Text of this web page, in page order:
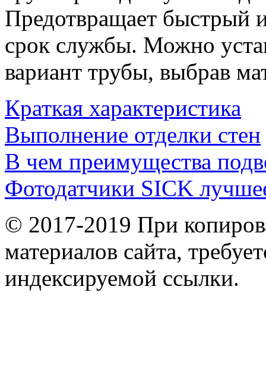
Предотвращает быстрый
срок службы. Можно
вариант трубы, выбрав
Краткая характеристика
Выполнение отделки стен
В чем преимущества
Фотодатчики SICK
© 2017-2019 При
материалов сайта,
индексируемой ссылки.